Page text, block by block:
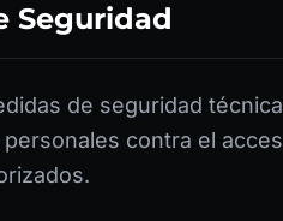
Seguridad
de seguridad
contra el